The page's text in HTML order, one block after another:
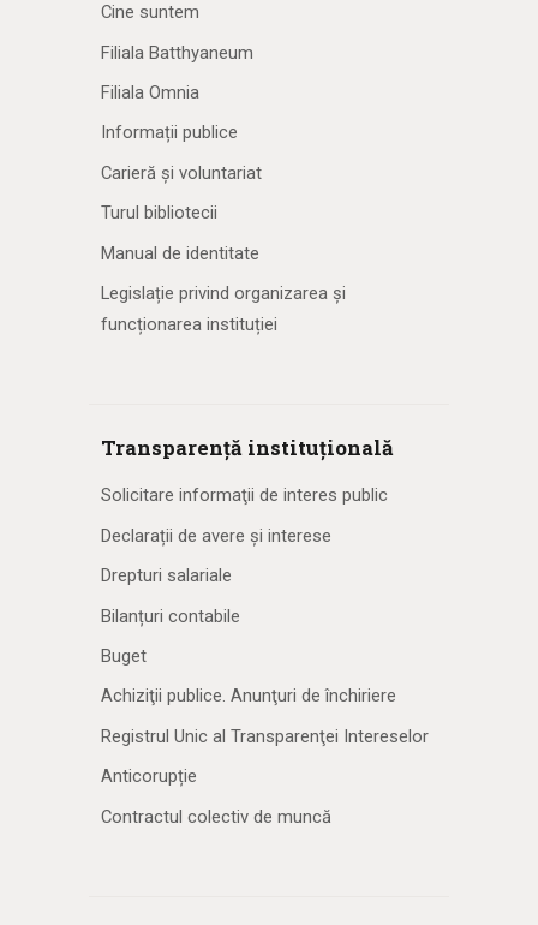
Cine suntem
Filiala Batthyaneum
Filiala Omnia
Informații publice
Carieră și voluntariat
Turul bibliotecii
Manual de identitate
Legislație privind organizarea și
funcționarea instituției
Transparență instituțională
Solicitare informaţii de interes public
Declarații de avere și interese
Drepturi salariale
Bilanțuri contabile
Buget
Achiziţii publice. Anunţuri de închiriere
Registrul Unic al Transparenţei Intereselor
Anticorupție
Contractul colectiv de muncă